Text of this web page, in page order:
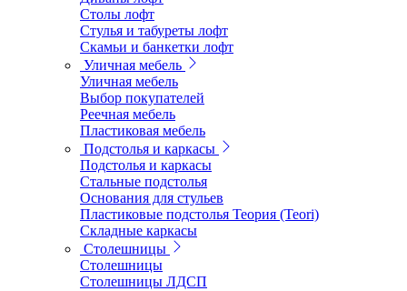
Столы лофт
Стулья и табуреты лофт
Скамьи и банкетки лофт
Уличная мебель
Уличная мебель
Выбор покупателей
Реечная мебель
Пластиковая мебель
Подстолья и каркасы
Подстолья и каркасы
Стальные подстолья
Основания для стульев
Пластиковые подстолья Теория (Teori)
Складные каркасы
Столешницы
Столешницы
Столешницы ЛДСП